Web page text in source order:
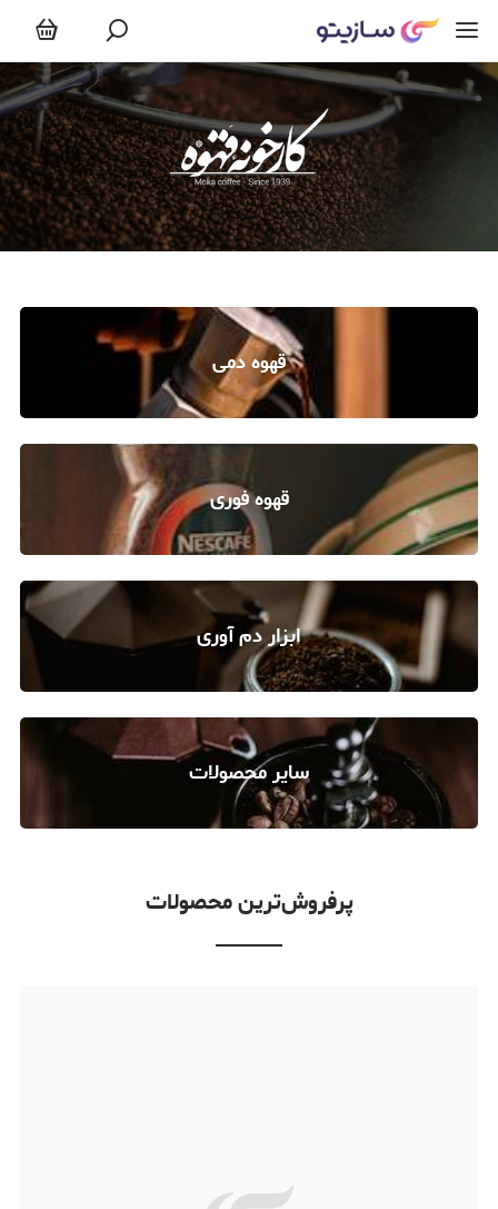
قهوه دمی
قهوه فوری
ابزار دم آوری
سایر محصولات
پرفروش‌ترین محصولات